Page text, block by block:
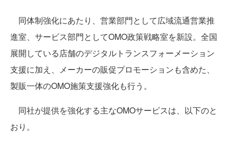
同体制強化にあたり、営業部門として広域流通営業推
進室、サービス部門としてOMO政策戦略室を新設。全国
展開している店舗のデジタルトランスフォーメーション
支援に加え、メーカーの販促プロモーションも含めた、
製販一体のOMO施策支援強化も行う。
同社が提供を強化する主なOMOサービスは、以下のと
おり。